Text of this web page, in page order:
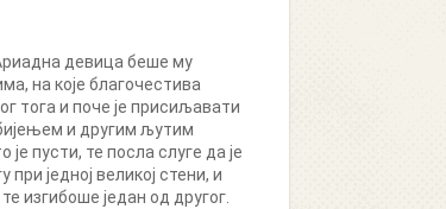
девица беше му
на које благочестива
тога и поче је присиљавати
и другим љутим
пусти, те посла слуге да је
једној великој стени, и
изгибоше један од другог.